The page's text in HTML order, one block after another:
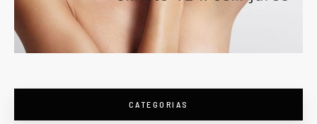
CATEGORIAS